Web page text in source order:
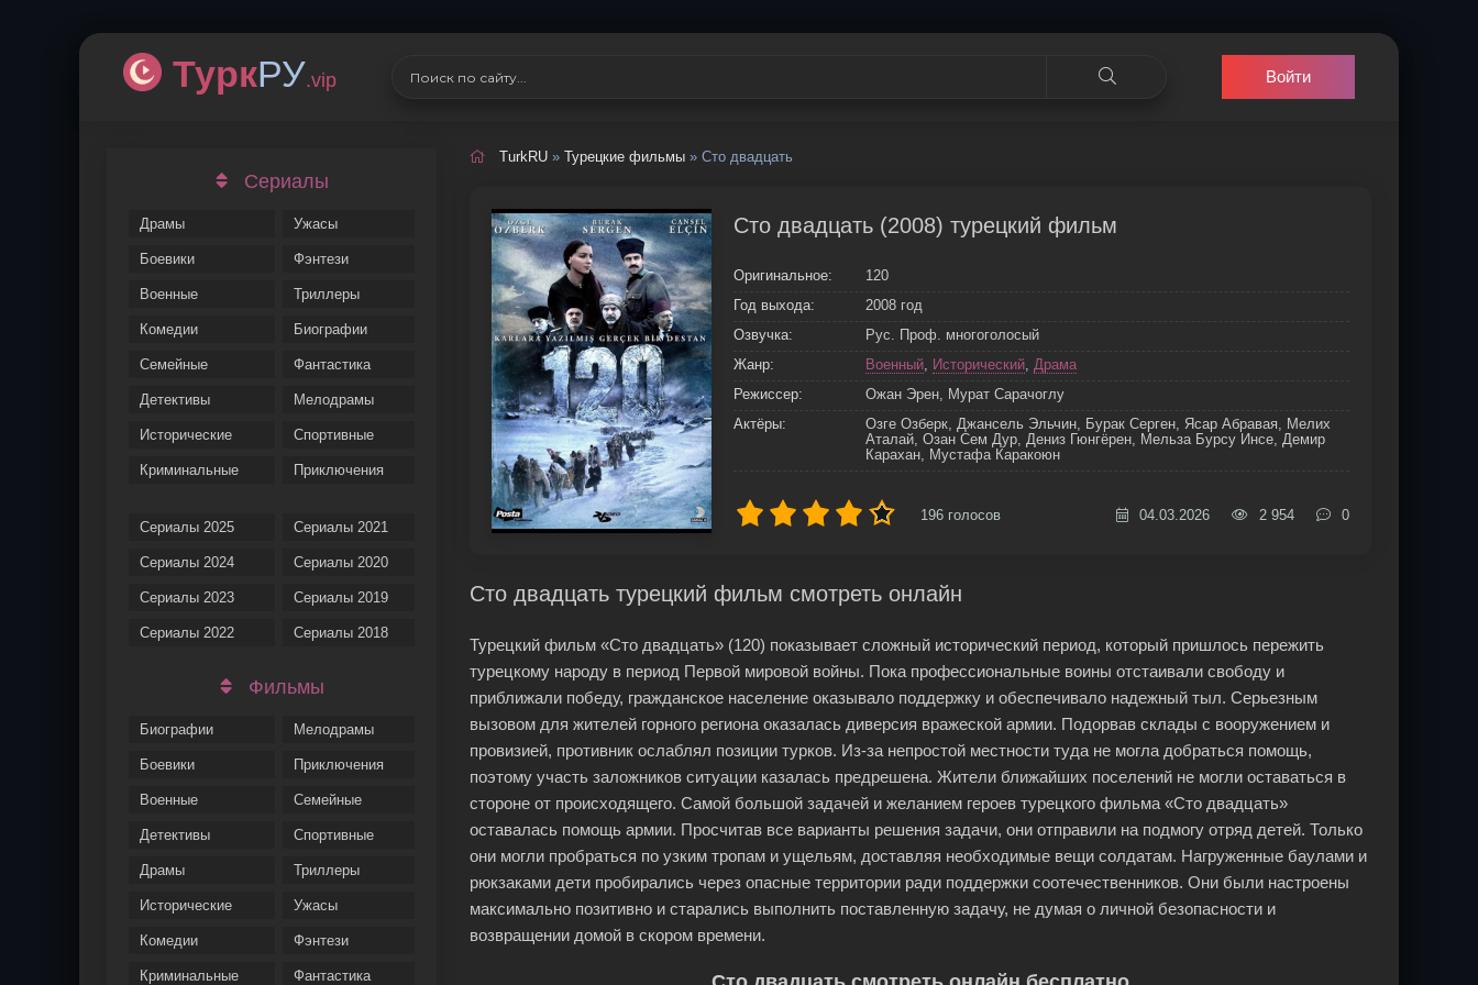
ТуркРУ.vip Войти
Сериалы
Драмы
Боевики
Военные
Комедии
Семейные
Детективы
Исторические
Криминальные
Ужасы
Фэнтези
Триллеры
Биографии
Фантастика
Мелодрамы
Спортивные
Приключения
Сериалы 2025
Сериалы 2024
Сериалы 2023
Сериалы 2022
Сериалы 2021
Сериалы 2020
Сериалы 2019
Сериалы 2018
Фильмы
Биографии
Боевики
Военные
Детективы
Драмы
Исторические
Комедии
Криминальные
Мелодрамы
Приключения
Семейные
Спортивные
Триллеры
Ужасы
Фэнтези
Фантастика
TurkRU » Турецкие фильмы » Сто двадцать
Сто двадцать (2008) турецкий фильм
Оригинальное:
120
Год выхода:
2008 год
Озвучка:
Рус. Проф. многоголосый
Жанр:
Военный Исторический Драма
Режиссер:
Ожан Эрен, Мурат Сарачоглу
Актёры:
Озге Озберк, Джансель Эльчин, Бурак Серген, Ясар Абравая, Мелих
Аталай, Озан Сем Дур, Дениз Гюнгёрен, Мельза Бурсу Инсе, Демир
Карахан, Мустафа Каракоюн
196 голосов 04.03.2026 2 954 0
Сто двадцать турецкий фильм смотреть онлайн
Турецкий фильм «Сто двадцать» (120) показывает сложный исторический период, который пришлось пережить
турецкому народу в период Первой мировой войны. Пока профессиональные воины отстаивали свободу и
приближали победу, гражданское население оказывало поддержку и обеспечивало надежный тыл. Серьезным
вызовом для жителей горного региона оказалась диверсия вражеской армии. Подорвав склады с вооружением и
провизией, противник ослаблял позиции турков. Из-за непростой местности туда не могла добраться помощь,
поэтому участь заложников ситуации казалась предрешена. Жители ближайших поселений не могли оставаться в
стороне от происходящего. Самой большой задачей и желанием героев турецкого фильма «Сто двадцать»
оставалась помощь армии. Просчитав все варианты решения задачи, они отправили на подмогу отряд детей. Только
они могли пробраться по узким тропам и ущельям, доставляя необходимые вещи солдатам. Нагруженные баулами и
рюкзаками дети пробирались через опасные территории ради поддержки соотечественников. Они были настроены
максимально позитивно и старались выполнить поставленную задачу, не думая о личной безопасности и
возвращении домой в скором времени.